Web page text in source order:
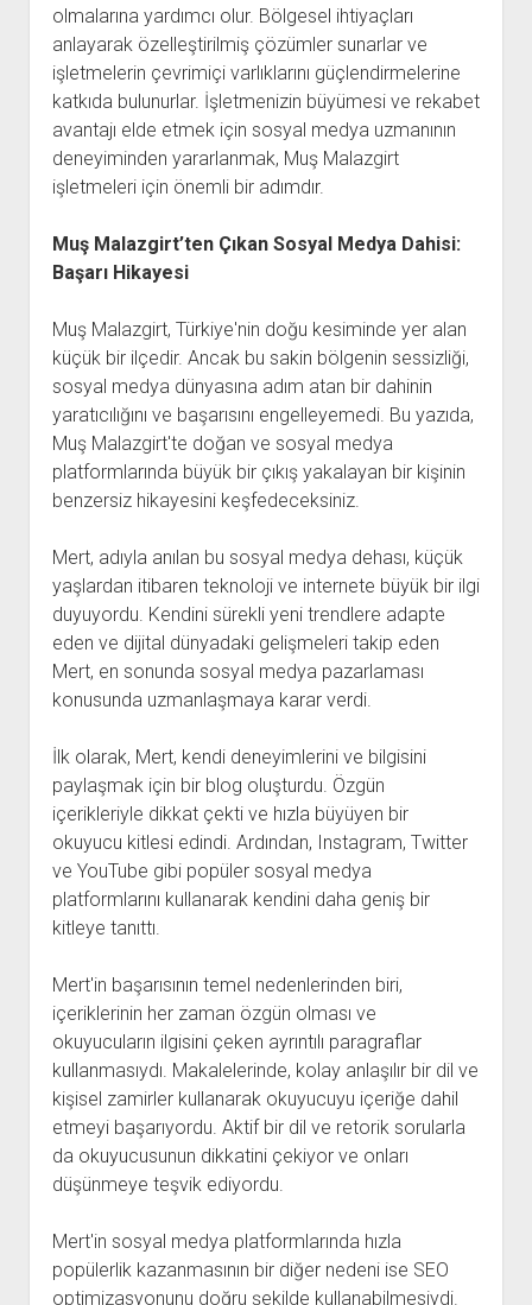
olmalarına yardımcı olur. Bölgesel ihtiyaçları
anlayarak özelleştirilmiş çözümler sunarlar ve
işletmelerin çevrimiçi varlıklarını güçlendirmelerine
katkıda bulunurlar. İşletmenizin büyümesi ve rekabet
avantajı elde etmek için sosyal medya uzmanının
deneyiminden yararlanmak, Muş Malazgirt
işletmeleri için önemli bir adımdır.
Muş Malazgirt’ten Çıkan Sosyal Medya Dahisi:
Başarı Hikayesi
Muş Malazgirt, Türkiye'nin doğu kesiminde yer alan
küçük bir ilçedir. Ancak bu sakin bölgenin sessizliği,
sosyal medya dünyasına adım atan bir dahinin
yaratıcılığını ve başarısını engelleyemedi. Bu yazıda,
Muş Malazgirt'te doğan ve sosyal medya
platformlarında büyük bir çıkış yakalayan bir kişinin
benzersiz hikayesini keşfedeceksiniz.
Mert, adıyla anılan bu sosyal medya dehası, küçük
yaşlardan itibaren teknoloji ve internete büyük bir ilgi
duyuyordu. Kendini sürekli yeni trendlere adapte
eden ve dijital dünyadaki gelişmeleri takip eden
Mert, en sonunda sosyal medya pazarlaması
konusunda uzmanlaşmaya karar verdi.
İlk olarak, Mert, kendi deneyimlerini ve bilgisini
paylaşmak için bir blog oluşturdu. Özgün
içerikleriyle dikkat çekti ve hızla büyüyen bir
okuyucu kitlesi edindi. Ardından, Instagram, Twitter
ve YouTube gibi popüler sosyal medya
platformlarını kullanarak kendini daha geniş bir
kitleye tanıttı.
Mert'in başarısının temel nedenlerinden biri,
içeriklerinin her zaman özgün olması ve
okuyucuların ilgisini çeken ayrıntılı paragraflar
kullanmasıydı. Makalelerinde, kolay anlaşılır bir dil ve
kişisel zamirler kullanarak okuyucuyu içeriğe dahil
etmeyi başarıyordu. Aktif bir dil ve retorik sorularla
da okuyucusunun dikkatini çekiyor ve onları
düşünmeye teşvik ediyordu.
Mert'in sosyal medya platformlarında hızla
popülerlik kazanmasının bir diğer nedeni ise SEO
optimizasyonunu doğru şekilde kullanabilmesiydi.